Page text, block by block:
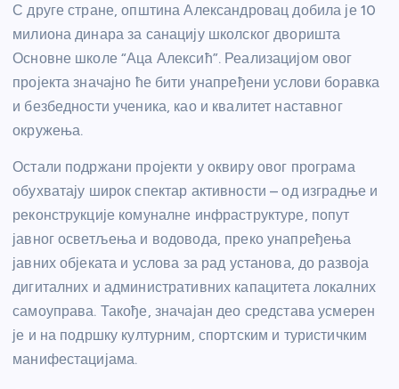
С друге стране, општина Александровац добила је 10
милиона динара за санацију школског дворишта
Основне школе “Аца Алексић”. Реализацијом овог
пројекта значајно ће бити унапређени услови боравка
и безбедности ученика, као и квалитет наставног
окружења.
Остали подржани пројекти у оквиру овог програма
обухватају широк спектар активности – од изградње и
реконструкције комуналне инфраструктуре, попут
јавног осветљења и водовода, преко унапређења
јавних објеката и услова за рад установа, до развоја
дигиталних и административних капацитета локалних
самоуправа. Такође, значајан део средстава усмерен
је и на подршку културним, спортским и туристичким
манифестацијама.